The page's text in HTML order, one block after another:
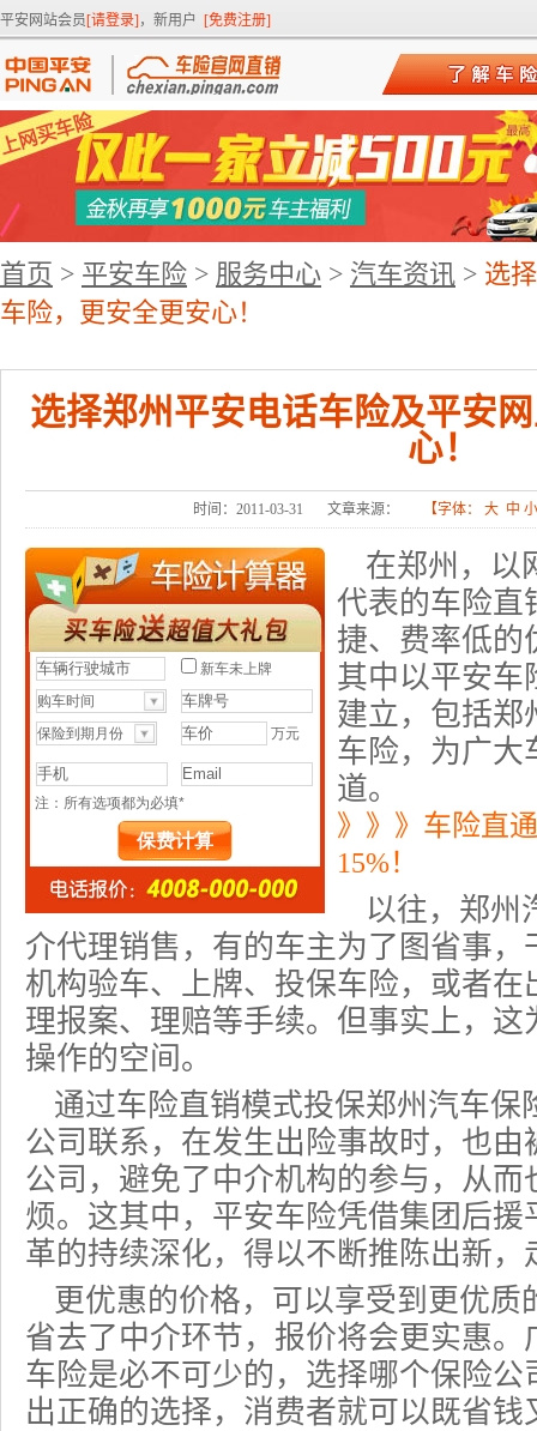
平安网站会员[请登录] ，新用户 [免费注册]
首页 > 平安车险 > 服务中心 > 汽车资讯 > 选
车险，更安全更安心！
选择郑州平安电话车险及平安
心！
时间：2011-03-31 文章来源： 【字体： 大 中 小
在郑州，以
代表的车险直
捷、费率低的
其中以平安车
建立，包括郑
车险，为广大
道。
》》》车险直
15%！
以往，郑州
介代理销售，有的车主为了图省事
机构验车、上牌、 投保车险，或者在
理报案、理赔等手续。但事实上，
操作的空间。
通过车险直销模式投保郑州汽车保
公司 联系，在发生出险事故时，也
公司，避免了中介机构的参与，从
烦。这其中，平安车险凭借集团后
革的持续深化，得以不断推陈出新
更优惠的价格，可以享受到更优质
省去了中介环节，报价将会更实惠
车险是必不可少的，选择哪个保险
出正确的选择，消费者就可以既省钱